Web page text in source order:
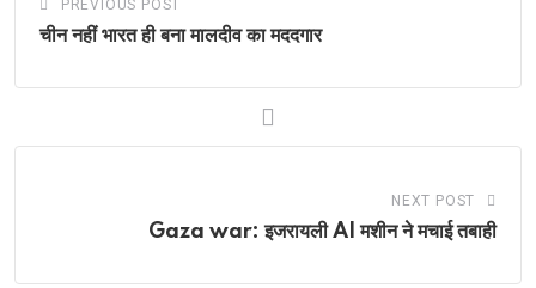
PREVIOUS POST
चीन नहीं भारत ही बना मालदीव का मददगार
NEXT POST
Gaza war: इजरायली AI मशीन ने मचाई तबाही